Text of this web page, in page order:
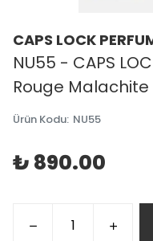
CAPS LOCK
NU55 - CAPS
Rouge
Ürün Kodu: NU55
₺ 890.00